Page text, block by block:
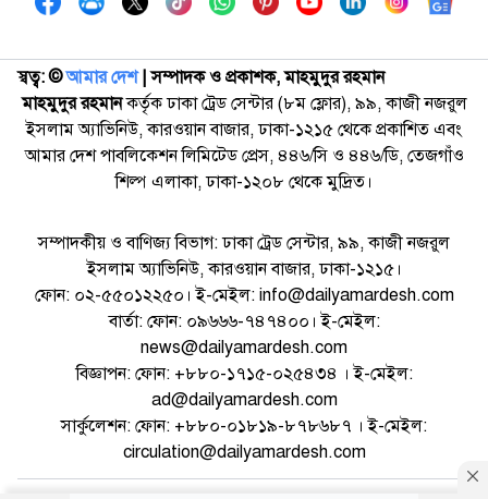
স্বত্ব: ©️আমার দেশ| সম্পাদক ও প্রকাশক, মাহমুদুর রহমান
মাহমুদুর রহমানকর্তৃক ঢাকা ট্রেড সেন্টার (৮ম ফ্লোর), ৯৯, কাজী নজরুল
ইসলাম অ্যাভিনিউ, কারওয়ান বাজার, ঢাকা-১২১৫ থেকে প্রকাশিত এবং
আমার দেশ পাবলিকেশন লিমিটেড প্রেস, ৪৪৬/সি ও ৪৪৬/ডি, তেজগাঁও
শিল্প এলাকা, ঢাকা-১২০৮ থেকে মুদ্রিত।
সম্পাদকীয় ও বাণিজ্য বিভাগ: ঢাকা ট্রেড সেন্টার, ৯৯, কাজী নজরুল
ইসলাম অ্যাভিনিউ, কারওয়ান বাজার, ঢাকা-১২১৫।
ফোন: ০২-৫৫০১২২৫০। ই-মেইল: info@dailyamardesh.com
বার্তা: ফোন: ০৯৬৬৬-৭৪৭৪০০। ই-মেইল:
news@dailyamardesh.com
বিজ্ঞাপন: ফোন: +৮৮০-১৭১৫-০২৫৪৩৪ । ই-মেইল:
ad@dailyamardesh.com
সার্কুলেশন: ফোন: +৮৮০-০১৮১৯-৮৭৮৬৮৭ । ই-মেইল:
circulation@dailyamardesh.com